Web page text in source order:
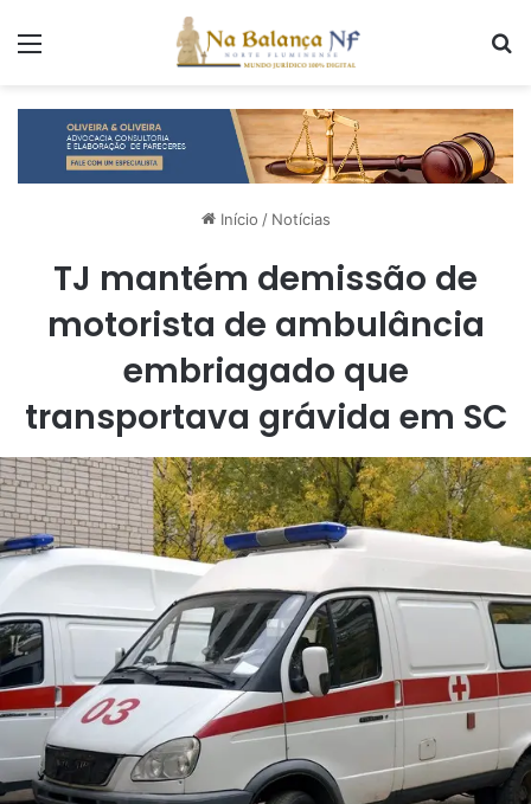
Início / Notícias
TJ mantém demissão de
motorista de ambulância
embriagado que
transportava grávida em SC